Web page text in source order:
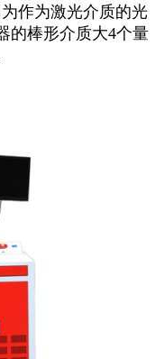
作为激光介质的光
的棒形介质大4个量